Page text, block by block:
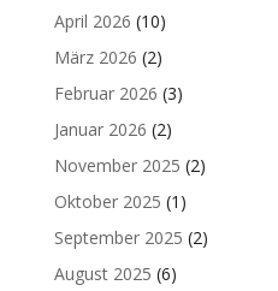
April 2026 (10)
März 2026 (2)
Februar 2026 (3)
Januar 2026 (2)
November 2025 (2)
Oktober 2025 (1)
September 2025 (2)
August 2025 (6)